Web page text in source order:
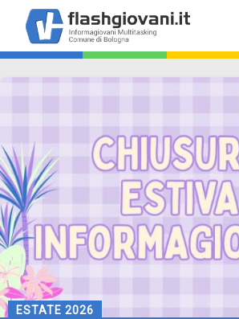
contenuto
principale
ESTATE 2026